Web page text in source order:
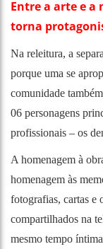
Entre a arte e a
torna
Na releitura, a
porque uma se
comunidade
06 personagens
profissionais – os
A homenagem à
homenagem às
fotografias, cartas e
compartilhados na
mesmo tempo